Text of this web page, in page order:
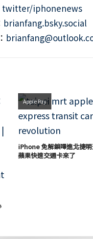
twitter/iphonenews
brianfang.bsky.social
Apple Pay
iPhone 免解鎖嗶進北捷明
蘋果快速交通卡來了